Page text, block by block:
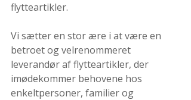
flytteartikler.
Vi sætter en stor ære i at være en
betroet og velrenommeret
leverandør af flytteartikler, der
imødekommer behovene hos
enkeltpersoner, familier og